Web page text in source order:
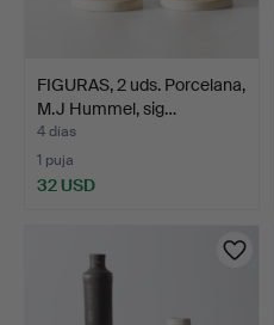
FIGURAS, 2 uds. Porcelana,
M.J Hummel, sig…
4 días
1 puja
32 USD